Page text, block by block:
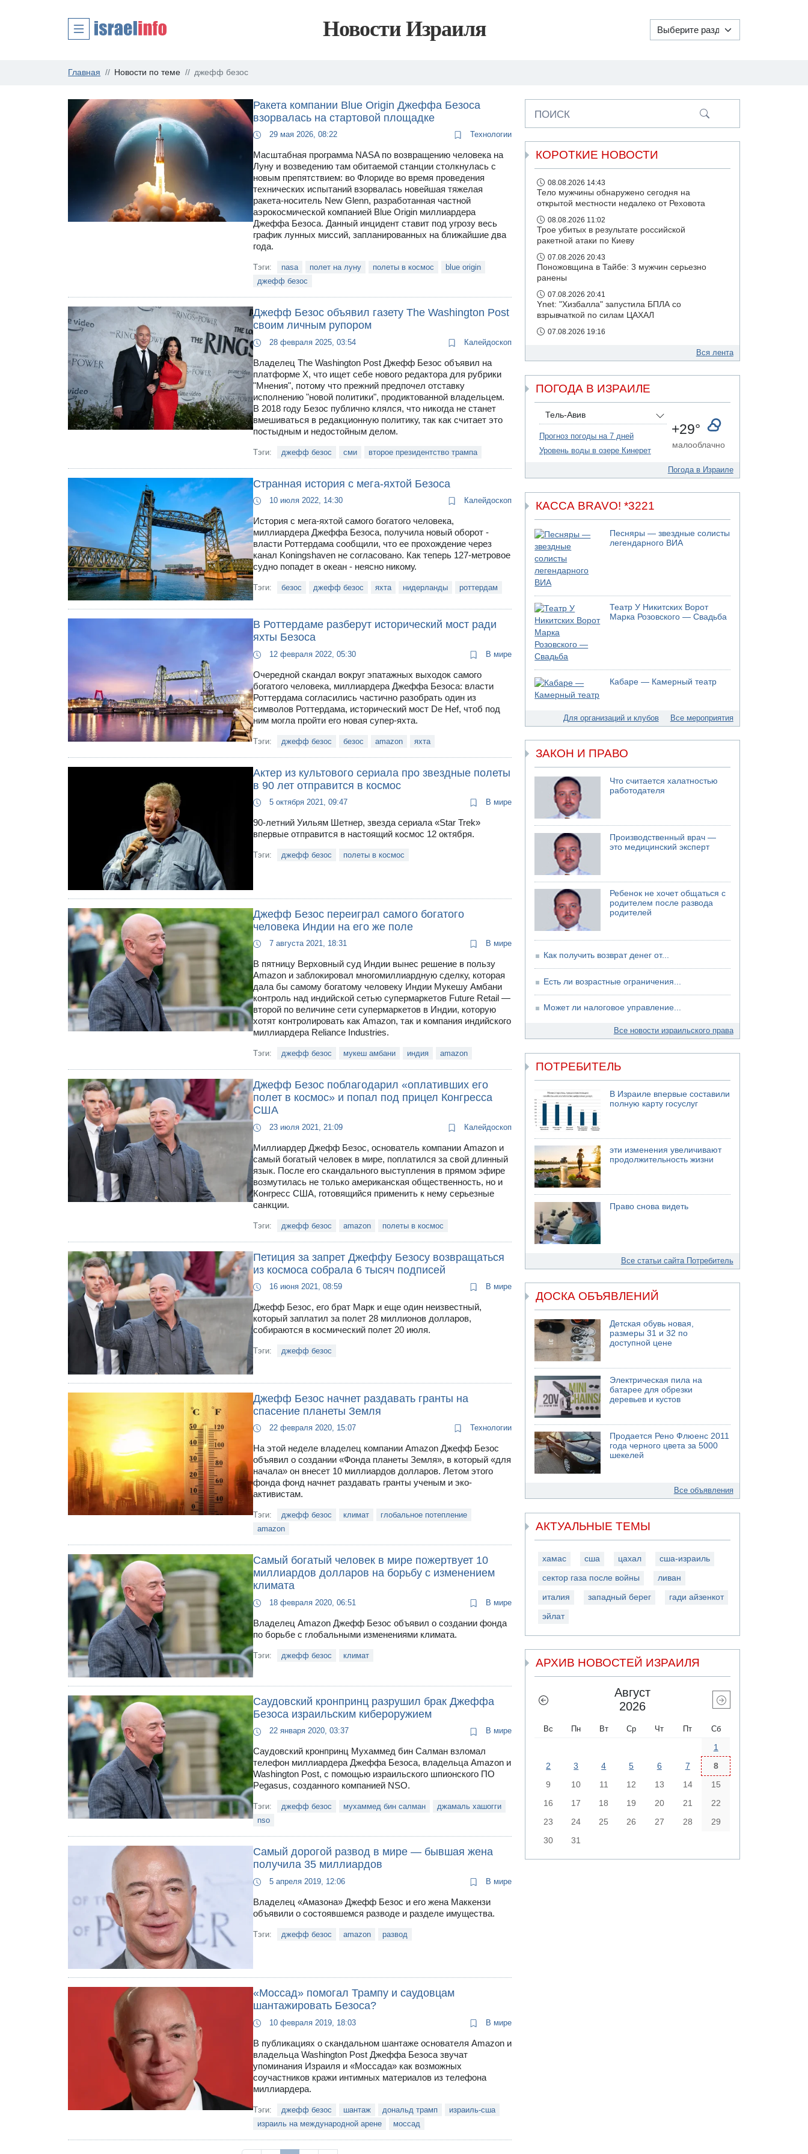
Новости Израиля
Главная Новости по теме джефф безос
Ракета компании Blue Origin Джеффа Безоса
взорвалась на стартовой площадке
29 мая 2026, 08:22 Технологии
Масштабная программа NASA по возвращению человека на
Луну и возведению там обитаемой станции столкнулась с
новым препятствием: во Флориде во время проведения
технических испытаний взорвалась новейшая тяжелая
ракета-носитель New Glenn, разработанная частной
аэрокосмической компанией Blue Origin миллиардера
Джеффа Безоса. Данный инцидент ставит под угрозу весь
график лунных миссий, запланированных на ближайшие два
года.
Тэги: nasa полет на луну полеты в космос
blue origin
джефф безос
Джефф Безос объявил газету The Washington Post
своим личным рупором
28 февраля 2025, 03:54 Калейдоскоп
Владелец The Washington Post Джефф Безос объявил на
платформе Х, что ищет себе нового редактора для рубрики
"Мнения", потому что прежний предпочел отставку
исполнению "новой политики", продиктованной владельцем.
В 2018 году Безос публично клялся, что никогда не станет
вмешиваться в редакционную политику, так как считает это
постыдным и недостойным делом.
Тэги: джефф безос сми второе президентство трампа
Странная история с мега-яхтой Безоса
10 июля 2022, 14:30 Калейдоскоп
История с мега-яхтой самого богатого человека,
миллиардера Джеффа Безоса, получила новый оборот -
власти Роттердама сообщили, что ее прохождение через
канал Koningshaven не согласовано. Как теперь 127-метровое
судно попадет в океан - неясно никому.
Тэги: безос джефф безос яхта нидерланды роттердам
В Роттердаме разберут исторический мост ради
яхты Безоса
12 февраля 2022, 05:30 В мире
Очередной скандал вокруг эпатажных выходок самого
богатого человека, миллиардера Джеффа Безоса: власти
Роттердама согласились частично разобрать один из
символов Роттердама, исторический мост De Hef, чтоб под
ним могла пройти его новая супер-яхта.
Тэги: джефф безос безос amazon яхта
Актер из культового сериала про звездные полеты
в 90 лет отправится в космос
5 октября 2021, 09:47 В мире
90-летний Уильям Шетнер, звезда сериала «Star Trek»
впервые отправится в настоящий космос 12 октября.
Тэги: джефф безос полеты в космос
Джефф Безос переиграл самого богатого
человека Индии на его же поле
7 августа 2021, 18:31 В мире
В пятницу Верховный суд Индии вынес решение в пользу
Amazon и заблокировал многомиллиардную сделку, которая
дала бы самому богатому человеку Индии Мукешу Амбани
контроль над индийской сетью супермаркетов Future Retail —
второй по величине сети супермаркетов в Индии, которую
хотят контролировать как Amazon, так и компания индийского
миллиардера Reliance Industries.
Тэги: джефф безос мукеш амбани индия amazon
Джефф Безос поблагодарил «оплативших его
полет в космос» и попал под прицел Конгресса
США
23 июля 2021, 21:09 Калейдоскоп
Миллиардер Джефф Безос, основатель компании Amazon и
самый богатый человек в мире, поплатился за свой длинный
язык. После его скандального выступления в прямом эфире
возмутилась не только американская общественность, но и
Конгресс США, готовящийся применить к нему серьезные
санкции.
Тэги: джефф безос amazon полеты в космос
Петиция за запрет Джеффу Безосу возвращаться
из космоса собрала 6 тысяч подписей
16 июня 2021, 08:59 В мире
Джефф Безос, его брат Марк и еще один неизвестный,
который заплатил за полет 28 миллионов долларов,
собираются в космический полет 20 июля.
Тэги: джефф безос
Джефф Безос начнет раздавать гранты на
спасение планеты Земля
22 февраля 2020, 15:07 Технологии
На этой неделе владелец компании Amazon Джефф Безос
объявил о создании «Фонда планеты Земля», в который «для
начала» он внесет 10 миллиардов долларов. Летом этого
фонда фонд начнет раздавать гранты ученым и эко-
активистам.
Тэги: джефф безос климат
глобальное потепление
amazon
Самый богатый человек в мире пожертвует 10
миллиардов долларов на борьбу с изменением
климата
18 февраля 2020, 06:51 В мире
Владелец Amazon Джефф Безос объявил о создании фонда
по борьбе с глобальными изменениями климата.
Тэги: джефф безос климат
Саудовский кронпринц разрушил брак Джеффа
Безоса израильским кибероружием
22 января 2020, 03:37 В мире
Саудовский кронпринц Мухаммед бин Салман взломал
телефон миллиардера Джеффа Безоса, владельца Amazon и
Washington Post, с помощью израильского шпионского ПО
Pegasus, созданного компанией NSO.
Тэги: джефф безос мухаммед бин салман
джамаль хашогги
nso
Самый дорогой развод в мире — бывшая жена
получила 35 миллиардов
5 апреля 2019, 12:06 В мире
Владелец «Амазона» Джефф Безос и его жена Маккензи
объявили о состоявшемся разводе и разделе имущества.
Тэги: джефф безос amazon развод
«Моссад» помогал Трампу и саудовцам
шантажировать Безоса?
10 февраля 2019, 18:03 В мире
В публикациях о скандальном шантаже основателя Amazon и
владельца Washington Post Джеффа Безоса звучат
упоминания Израиля и «Моссада» как возможных
соучастников кражи интимных материалов из телефона
миллиардера.
Тэги: джефф безос шантаж дональд трамп
израиль-сша
израиль на международной арене
моссад
ПОИСК
КОРОТКИЕ НОВОСТИ
08.08.2026 14:43
Тело мужчины обнаружено сегодня на
открытой местности недалеко от Реховота
08.08.2026 11:02
Трое убитых в результате российской
ракетной атаки по Киеву
07.08.2026 20:43
Поножовщина в Тайбе: 3 мужчин серьезно
ранены
07.08.2026 20:41
Ynet: "Хизбалла" запустила БПЛА со
взрывчаткой по силам ЦАХАЛ
07.08.2026 19:16
Иерусалиме
Вся лента
ПОГОДА В ИЗРАИЛЕ
Тель-Авив
Прогноз погоды на 7 дней
Уровень воды в озере Кинерет
+29°
малооблачно
Погода в Израиле
КАССА BRAVO! *3221
Песняры — звездные солисты
легендарного ВИА
Театр У Никитских Ворот
Марка Розовского — Свадьба
Кабаре — Камерный театр
Для организаций и клубов Все мероприятия
ЗАКОН И ПРАВО
Что считается халатностью
работодателя
Производственный врач —
это медицинский эксперт
Ребенок не хочет общаться с
родителем после развода
родителей
Как получить возврат денег от...
Есть ли возрастные ограничения...
Может ли налоговое управление...
Все новости израильского права
ПОТРЕБИТЕЛЬ
В Израиле впервые составили
полную карту госуслуг
эти изменения увеличивают
продолжительность жизни
Право снова видеть
Все статьи сайта Потребитель
ДОСКА ОБЪЯВЛЕНИЙ
Детская обувь новая,
размеры 31 и 32 по
доступной цене
Электрическая пила на
батарее для обрезки
деревьев и кустов
Продается Рено Флюенс 2011
года черного цвета за 5000
шекелей
Все объявления
АКТУАЛЬНЫЕ ТЕМЫ
хамас сша цахал сша-израиль
сектор газа после войны ливан
италия западный берег гади айзенкот
эйлат
АРХИВ НОВОСТЕЙ ИЗРАИЛЯ
Август
2026
Вс Пн Вт Ср Чт Пт Сб
1
2
3 4 5 6 7
8
9
10 11 12 13 14
15
16
17 18 19 20 21
22
23
24 25 26 27 28
29
30
31